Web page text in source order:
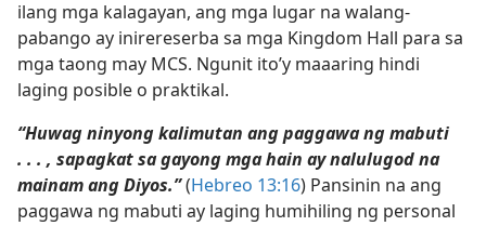
ilang mga kalagayan, ang mga lugar na walang-
pabango ay inirereserba sa mga Kingdom Hall para sa
mga taong may MCS. Ngunit ito’y maaaring hindi
laging posible o praktikal.
“Huwag ninyong kalimutan ang paggawa ng mabuti
. . . , sapagkat sa gayong mga hain ay nalulugod na
mainam ang Diyos.”(Hebreo 13:16) Pansinin na ang
paggawa ng mabuti ay laging humihiling ng personal